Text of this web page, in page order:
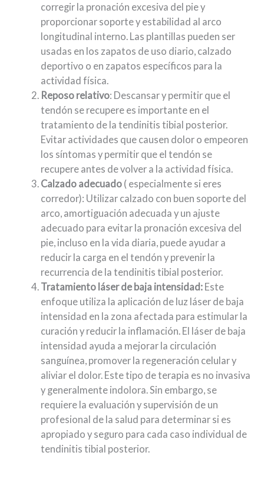
corregir la pronación excesiva del pie y
proporcionar soporte y estabilidad al arco
longitudinal interno. Las plantillas pueden ser
usadas en los zapatos de uso diario, calzado
deportivo o en zapatos específicos para la
actividad física.
Reposo relativo: Descansar y permitir que el
tendón se recupere es importante en el
tratamiento de la tendinitis tibial posterior.
Evitar actividades que causen dolor o empeoren
los síntomas y permitir que el tendón se
recupere antes de volver a la actividad física.
Calzado adecuado ( especialmente si eres
corredor): Utilizar calzado con buen soporte del
arco, amortiguación adecuada y un ajuste
adecuado para evitar la pronación excesiva del
pie, incluso en la vida diaria, puede ayudar a
reducir la carga en el tendón y prevenir la
recurrencia de la tendinitis tibial posterior.
Tratamiento láser de baja intensidad: Este
enfoque utiliza la aplicación de luz láser de baja
intensidad en la zona afectada para estimular la
curación y reducir la inflamación. El láser de baja
intensidad ayuda a mejorar la circulación
sanguínea, promover la regeneración celular y
aliviar el dolor. Este tipo de terapia es no invasiva
y generalmente indolora. Sin embargo, se
requiere la evaluación y supervisión de un
profesional de la salud para determinar si es
apropiado y seguro para cada caso individual de
tendinitis tibial posterior.